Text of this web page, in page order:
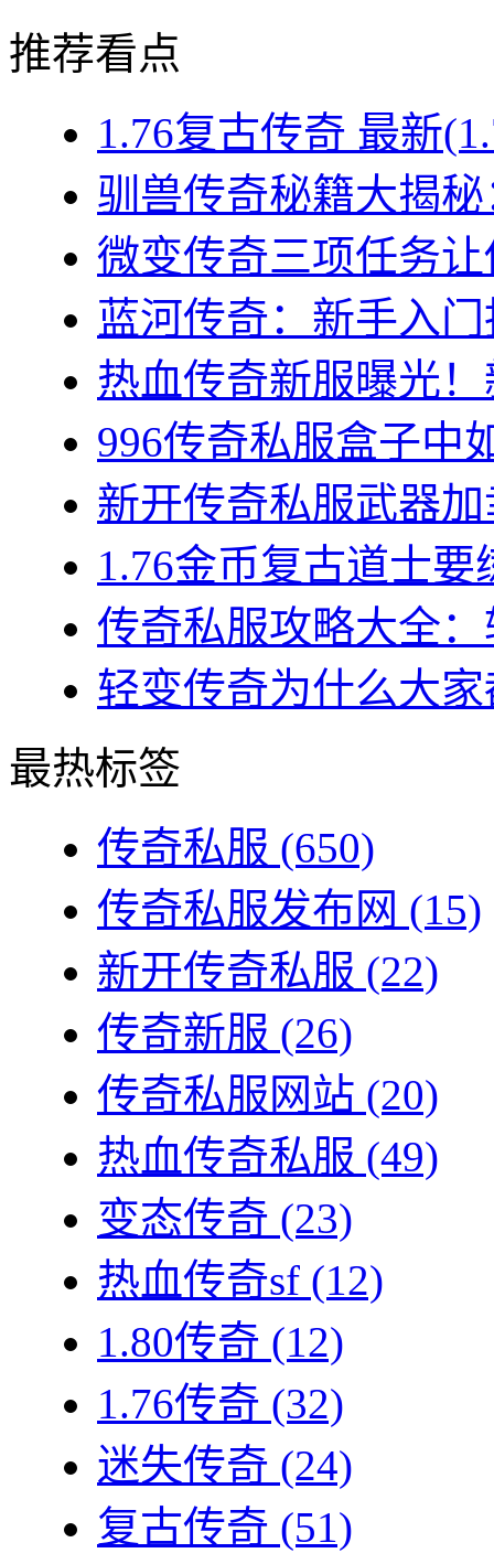
推荐看点
1.76复古传奇 最新
驯兽传奇秘籍大揭
微变传奇三项任务
蓝河传奇：新手入
热血传奇新服曝光
996传奇私服盒子中
新开传奇私服武器
1.76金币复古道士
传奇私服攻略大全
轻变传奇为什么大
最热标签
传奇私服 (650)
传奇私服发布网 (15)
新开传奇私服 (22)
传奇新服 (26)
传奇私服网站 (20)
热血传奇私服 (49)
变态传奇 (23)
热血传奇sf (12)
1.80传奇 (12)
1.76传奇 (32)
迷失传奇 (24)
复古传奇 (51)